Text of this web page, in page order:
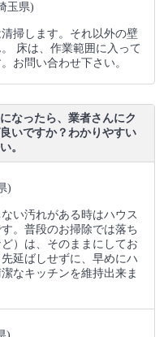
玉県)
掃します。それ以外の壁
床は、作業範囲に入って
お問い合わせ下さい。
なったら、業者さんにク
いですか？わかりやすい
。
)
い汚れがある時はハウス
。普段のお掃除では落ち
）は、そのままにしてお
延ばしせずに、早めにハ
なキッチンを維持出来ま